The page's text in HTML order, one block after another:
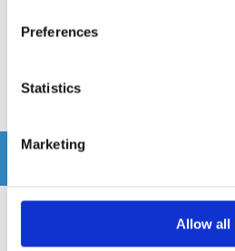
Preferences
Statistics
Marketing
Allow all
Finns i lagershop Göteborg
Andra köpte även